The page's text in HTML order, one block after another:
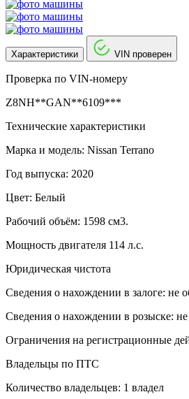
Характеристики VIN проверен
Проверка по VIN-номеру
Z8NH**GAN**6109***
Технические характеристики
Марка и модель: Nissan Terrano
Год выпуска: 2020
Цвет: Белый
Рабочий объём: 1598 см3.
Мощность двигателя 114 л.с.
Юридическая чистота
Сведения о нахождении в залоге: не
Сведения о нахождении в розыске:
Ограничения на регистрационные
Владельцы по ПТС
Количество владельцев: 1 владел